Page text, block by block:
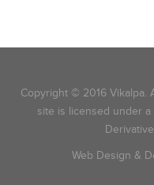
Copyright © 2016 Vikalpa.
site is licensed under
Web Design &